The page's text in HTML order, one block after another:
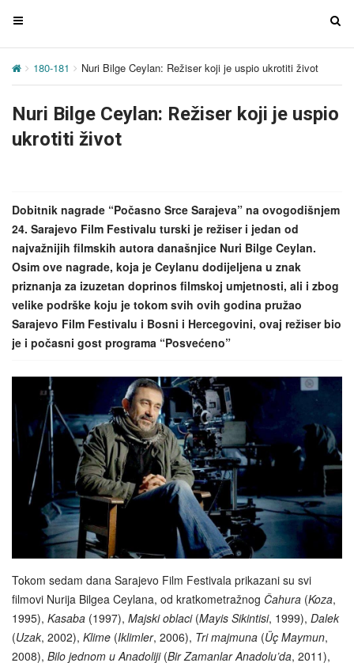
T
g
e
n
g
a
t
i
o
n
T
e
g
o
180-181 Nuri Bilge Ceylan: Režiser koji je uspio ukrotiti život
Nuri Bilge Ceylan: Režiser koji je uspio
ukrotiti život
Dobitnik nagrade “Počasno Srce Sarajeva” na ovogodišnjem
24. Sarajevo Film Festivalu turski je režiser i jedan od
najvažnijih filmskih autora današnjice Nuri Bilge Ceylan.
Osim ove nagrade, koja je Ceylanu dodijeljena u znak
priznanja za izuzetan doprinos filmskoj umjetnosti, ali i zbog
velike podrške koju je tokom svih ovih godina pružao
Sarajevo Film Festivalu i Bosni i Hercegovini, ovaj režiser bio
je i počasni gost programa “Posvećeno”
Tokom sedam dana Sarajevo Film Festivala prikazani su svi
filmovi Nurija Bilgea Ceylana, od kratkometražnog Čahura (Koza,
1995), Kasaba (1997), Majski oblaci(Mayis Sikintisi, 1999), Dalek
(Uzak, 2002), Klime (Iklimler, 2006), Tri majmuna (Üç Maymun,
2008), Bilo jednom u Anadoliji(Bir Zamanlar Anadolu’da, 2011),